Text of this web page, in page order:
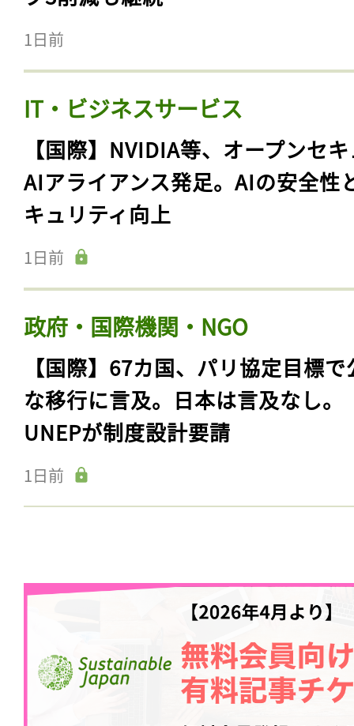
1日前
IT・ビジネスサービス
【国際】NVIDIA等、オープンセ
AIアライアンス発足。AIの安全性
キュリティ向上
1日前
政府・国際機関・NGO
【国際】67カ国、パリ協定目標で
な移行に言及。日本は言及なし。
UNEPが制度設計要請
1日前